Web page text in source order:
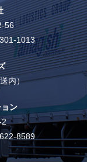
56
1013
内）
ン
8589